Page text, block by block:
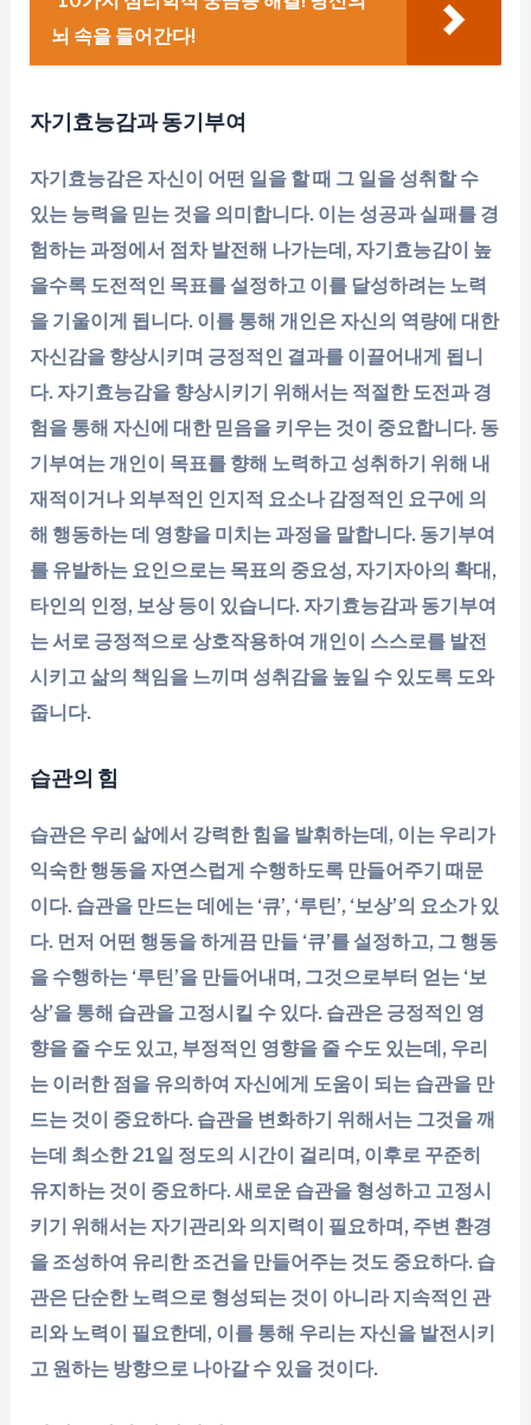
뇌 속을 들어간다!
자기효능감과 동기부여
자기효능감은 자신이 어떤 일을 할 때 그 일을 성취할 수
있는 능력을 믿는 것을 의미합니다. 이는 성공과 실패를 경
험하는 과정에서 점차 발전해 나가는데, 자기효능감이 높
을수록 도전적인 목표를 설정하고 이를 달성하려는 노력
을 기울이게 됩니다. 이를 통해 개인은 자신의 역량에 대한
자신감을 향상시키며 긍정적인 결과를 이끌어내게 됩니
다. 자기효능감을 향상시키기 위해서는 적절한 도전과 경
험을 통해 자신에 대한 믿음을 키우는 것이 중요합니다. 동
기부여는 개인이 목표를 향해 노력하고 성취하기 위해 내
재적이거나 외부적인 인지적 요소나 감정적인 요구에 의
해 행동하는 데 영향을 미치는 과정을 말합니다. 동기부여
를 유발하는 요인으로는 목표의 중요성, 자기자아의 확대,
타인의 인정, 보상 등이 있습니다. 자기효능감과 동기부여
는 서로 긍정적으로 상호작용하여 개인이 스스로를 발전
시키고 삶의 책임을 느끼며 성취감을 높일 수 있도록 도와
줍니다.
습관의 힘
습관은 우리 삶에서 강력한 힘을 발휘하는데, 이는 우리가
익숙한 행동을 자연스럽게 수행하도록 만들어주기 때문
이다. 습관을 만드는 데에는 ‘큐’, ‘루틴’, ‘보상’의 요소가 있
다. 먼저 어떤 행동을 하게끔 만들 ‘큐’를 설정하고, 그 행동
을 수행하는 ‘루틴’을 만들어내며, 그것으로부터 얻는 ‘보
상’을 통해 습관을 고정시킬 수 있다. 습관은 긍정적인 영
향을 줄 수도 있고, 부정적인 영향을 줄 수도 있는데, 우리
는 이러한 점을 유의하여 자신에게 도움이 되는 습관을 만
드는 것이 중요하다. 습관을 변화하기 위해서는 그것을 깨
는데 최소한 21일 정도의 시간이 걸리며, 이후로 꾸준히
유지하는 것이 중요하다. 새로운 습관을 형성하고 고정시
키기 위해서는 자기관리와 의지력이 필요하며, 주변 환경
을 조성하여 유리한 조건을 만들어주는 것도 중요하다. 습
관은 단순한 노력으로 형성되는 것이 아니라 지속적인 관
리와 노력이 필요한데, 이를 통해 우리는 자신을 발전시키
고 원하는 방향으로 나아갈 수 있을 것이다.